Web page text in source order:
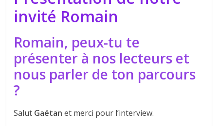
invité Romain
Romain, peux-tu te
présenter à nos lecteurs et
nous parler de ton parcours
?
Salut Gaétanet merci pour l’interview.